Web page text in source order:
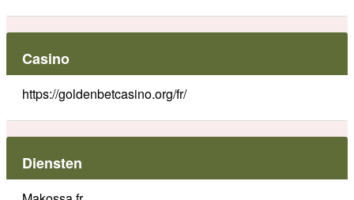
Casino
https://goldenbetcasino.org/fr/
Diensten